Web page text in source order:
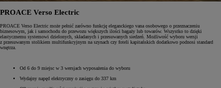
PROACE Verso Electric
PROACE Verso Electric może pełnić zarówno funkcję eleganckiego vana osobowego o przeznaczeniu
biznesowym, jak i samochodu do przewozu większych ilości bagaży lub towarów. Wszystko to dzięki
elastycznemu systemowi dzielonych, składanych i przesuwanych siedzeń. Możliwość wyboru wersji
z przesuwanym stolikiem multifunkcyjnym na szynach czy foteli kapitańskich dodatkowo podnosi standard
wnętrza.
Od 6 do 9 miejsc w 3 wersjach wyposażenia do wyboru
Wydajny napęd elektryczny o zasięgu do 337 km